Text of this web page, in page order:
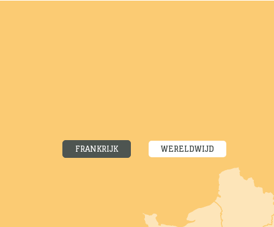
FRANKRIJK WERELDWIJD